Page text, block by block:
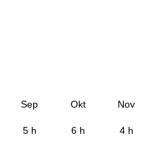
Sep Okt Nov
5 h 6 h 4 h